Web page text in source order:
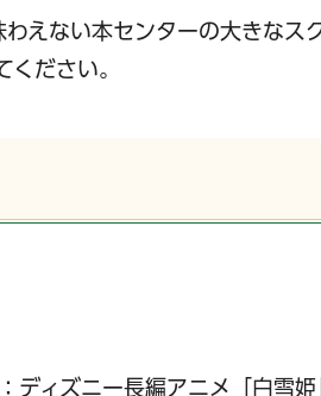
えない本センターの大きなス
ださい。
ディズニー長編アニメ「白雪